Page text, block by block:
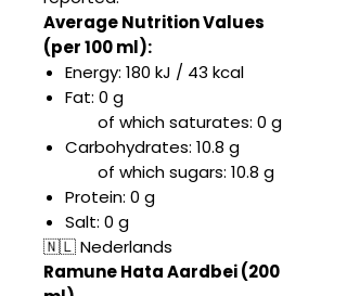
Average Nutrition Values
(per 100 ml):
Energy: 180 kJ / 43 kcal
Fat: 0 g
of which saturates: 0 g
Carbohydrates: 10.8 g
of which sugars: 10.8 g
Protein: 0 g
Salt: 0 g
🇳🇱 Nederlands
Ramune Hata Aardbei (200